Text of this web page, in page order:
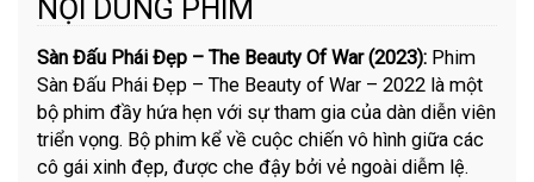
NỘI DUNG PHIM
Sàn Đấu Phái Đẹp – The Beauty Of War (2023): Phim
Sàn Đấu Phái Đẹp – The Beauty of War – 2022 là một
bộ phim đầy hứa hẹn với sự tham gia của dàn diễn viên
triển vọng. Bộ phim kể về cuộc chiến vô hình giữa các
cô gái xinh đẹp, được che đậy bởi vẻ ngoài diễm lệ.